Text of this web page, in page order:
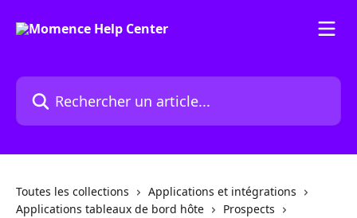
Rechercher un article...
Toutes les collections
Applications et intégrations
Applications tableaux de bord hôte
Prospects